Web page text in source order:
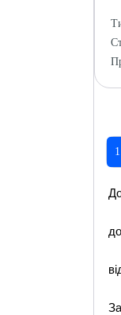
1